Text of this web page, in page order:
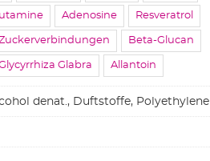
Adenosine Resveratrol
Beta-Glucan
Glabra Allantoin
denat., Duftstoffe, Polyethylene